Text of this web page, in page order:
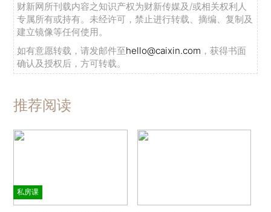
财新网所刊载内容之知识产权为财新传媒及/或相关权利人
专属所有或持有。未经许可，禁止进行转载、摘编、复制及
建立镜像等任何使用。
如有意愿转载，请发邮件至hello@caixin.com ，获得书面
确认及授权后，方可转载。
推荐阅读
私房课